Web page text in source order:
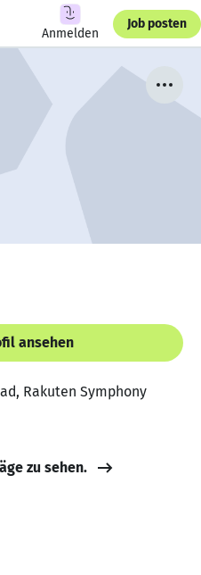
Anmelden
Job posten
ansehen
Rakuten Symphony
zu sehen.